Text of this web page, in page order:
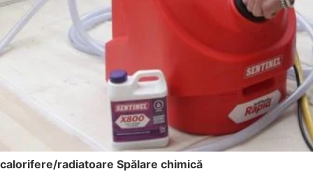
calorifere/radiatoare Spălare chimică